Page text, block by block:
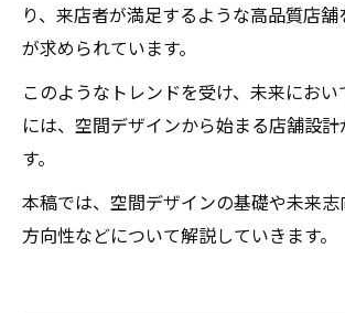
り、来店者が満足するような高品質店舗
が求められています。
このようなトレンドを受け、未来におい
には、空間デザインから始まる店舗設
す。
本稿では、空間デザインの基礎や未来
方向性などについて解説していきます。